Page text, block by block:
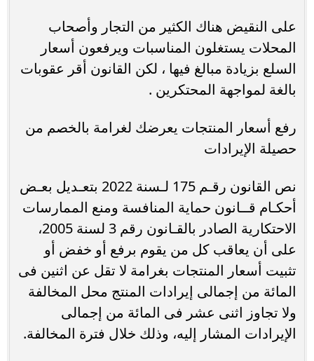
على النقيض هناك الكثير من التجار وأصحاب
المحلات يستغلون المناسبات ويرفعون أسعار
السلع بزيادة مبالغ فيها ، لكن القانون أقر عقوبات
بالغة لمواجهة المحتكرين .
رفع أسعار المنتجات يعرضك لغرامة بالخصم من
حصيلة الإيرادات
نص القانون رقـم 175 لـسنة 2022 بتعـديل بعـض
أحكـام قــانون حماية المنافسة ومنع الممارسات
الاحتكارية الصادر بالقـانون رقم 3 لسنة 2005،
على أن يعاقب كل من يقوم برفع أو خفض أو
تثبيت أسعار المنتجات بغرامة لا تقل عن اثنين فى
المائة من إجمالى إيرادات المنتج محل المخالفة
ولا تجاوز اثنى عشر فى المائة من إجمالى
الإيرادات المشار إليه، وذلك خلال فترة المخالفة.